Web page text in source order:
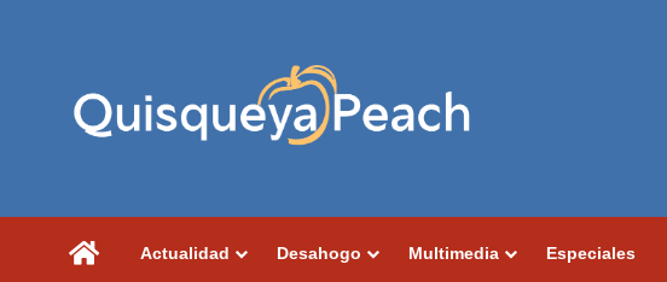
PortadaActualidad Desahogo Multimedia Especiales